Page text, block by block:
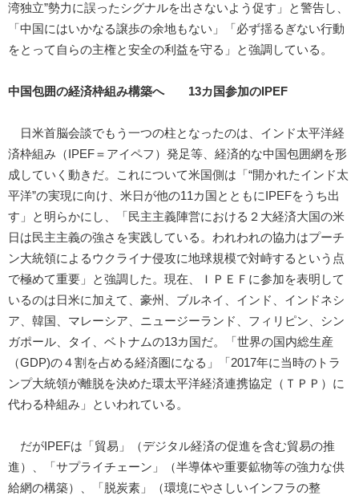
湾独立”勢力に誤ったシグナルを出さないよう促す」と警告し、
「中国にはいかなる譲歩の余地もない」「必ず揺るぎない行動
をとって自らの主権と安全の利益を守る」と強調している。
中国包囲の経済枠組み構築へ 13カ国参加のIPEF
日米首脳会談でもう一つの柱となったのは、インド太平洋経
済枠組み（IPEF＝アイペフ）発足等、経済的な中国包囲網を形
成していく動きだ。これについて米国側は「“開かれたインド太
平洋”の実現に向け、米日が他の11カ国とともにIPEFをうち出
す」と明らかにし、「民主主義陣営における２大経済大国の米
日は民主主義の強さを実践している。われわれの協力はプーチ
ン大統領によるウクライナ侵攻に地球規模で対峙するという点
で極めて重要」と強調した。現在、ＩＰＥＦに参加を表明して
いるのは日米に加えて、豪州、ブルネイ、インド、インドネシ
ア、韓国、マレーシア、ニュージーランド、フィリピン、シン
ガポール、タイ、ベトナムの13カ国だ。「世界の国内総生産
（GDP)の４割を占める経済圏になる」「2017年に当時のトラ
ンプ大統領が離脱を決めた環太平洋経済連携協定（ＴＰＰ）に
代わる枠組み」といわれている。
だがIPEFは「貿易」（デジタル経済の促進を含む貿易の推
進）、「サプライチェーン」（半導体や重要鉱物等の強力な供
給網の構築）、「脱炭素」（環境にやさしいインフラの整